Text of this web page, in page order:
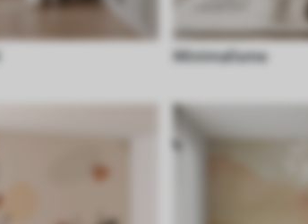
Minimalisme